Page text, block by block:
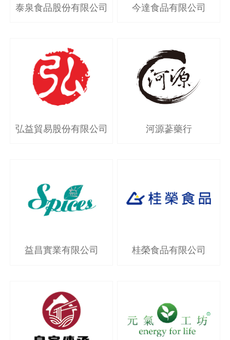
泰泉食品股份有限公司 今達食品有限公司
弘益貿易股份有限公司 河源蔘藥行
益昌實業有限公司 桂榮食品有限公司